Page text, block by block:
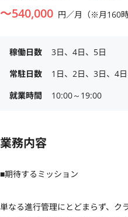
〜540,000 円／月（※月160
稼働日数
3日、4日、5日
常駐日数
1日、2日、3日、4
就業時間
10:00～19:00
業務内容
■期待するミッション
単なる進行管理にとどまらず、ク